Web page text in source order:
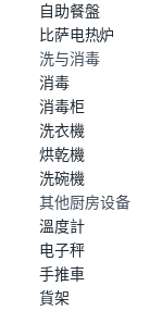
自助餐盤
比萨电热炉
洗与消毒
消毒
消毒柜
洗衣機
烘乾機
洗碗機
其他厨房设备
溫度計
电子秤
手推車
貨架